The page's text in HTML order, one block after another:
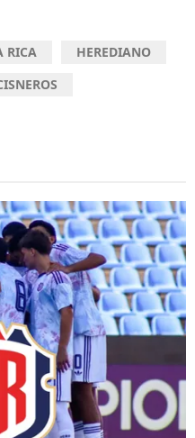
RICA
HEREDIANO